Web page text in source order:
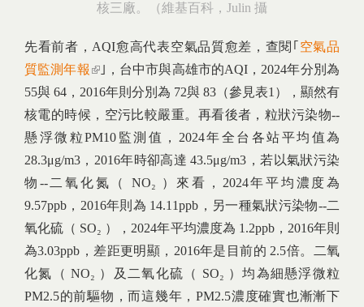
核三廠。（維基百科，Julin 攝
先看前者，AQI愈高代表空氣品質愈差，查閱｢ 空氣品
質監測年報 (link is external)
｣，台中市與高雄市的AQI，2024年分別為
55與 64，2016年則分別為 72與 83（參見表1），顯然有
核電的時候，空污比較嚴重。再看後者，粒狀污染物--
懸浮微粒PM10監測值，2024年全台各站平均值為
28.3μg/m3，2016年時卻高達 43.5μg/m3，若以氣狀污染
物--二氧化氮（ NO₂ ）來看，2024年平均濃度為
9.57ppb，2016年則為 14.11ppb，另一種氣狀污染物--二
氧化硫（ SO₂ ），2024年平均濃度為 1.2ppb，2016年則
為3.03ppb，差距更明顯，2016年是目前的 2.5倍。二氧
化氮（ NO₂ ）及二氧化硫（ SO₂ ）均為細懸浮微粒
PM2.5的前驅物，而這幾年，PM2.5濃度確實也漸漸下